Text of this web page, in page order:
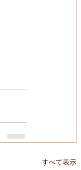
すべて表示